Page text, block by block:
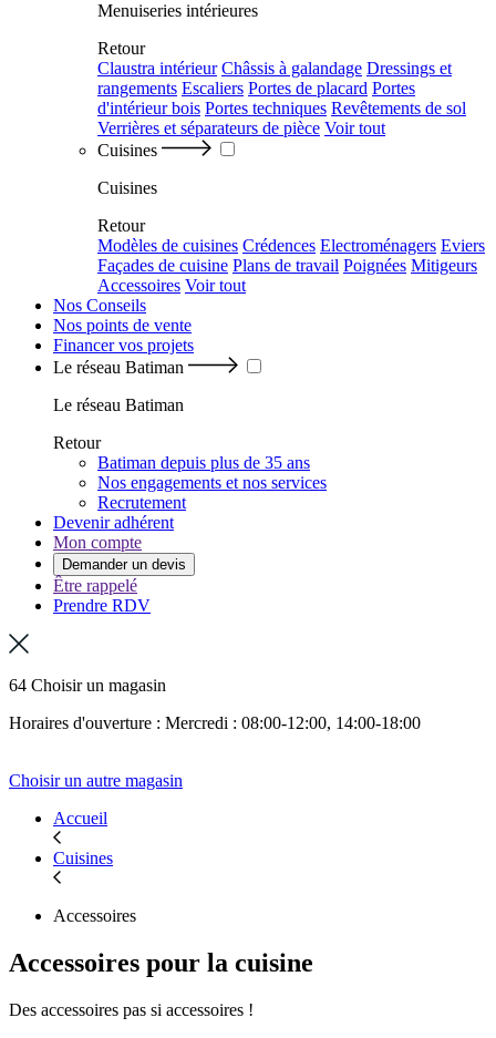
Menuiseries intérieures
Retour
Claustra intérieur Châssis à galandage Dressings et
rangements Escaliers Portes de placard Portes
d'intérieur bois Portes techniques Revêtements de sol
Verrières et séparateurs de pièce Voir tout
Cuisines
Cuisines
Retour
Modèles de cuisines Crédences Electroménagers Eviers
Façades de cuisine Plans de travail Poignées Mitigeurs
Accessoires Voir tout
Nos Conseils
Nos points de vente
Financer vos projets
Le réseau Batiman
Le réseau Batiman
Retour
Batiman depuis plus de 35 ans
Nos engagements et nos services
Recrutement
Devenir adhérent
Mon compte
Demander un devis
Être rappelé
Prendre RDV
64 Choisir un magasin
Horaires d'ouverture : Mercredi : 08:00-12:00, 14:00-18:00
Choisir un autre magasin
Accueil
Cuisines
Accessoires
Accessoires pour la cuisine
Des accessoires pas si accessoires !